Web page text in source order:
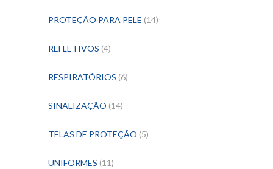
PROTEÇÃO PARA PELE (14)
REFLETIVOS (4)
RESPIRATÓRIOS (6)
SINALIZAÇÃO (14)
TELAS DE PROTEÇÃO (5)
UNIFORMES (11)